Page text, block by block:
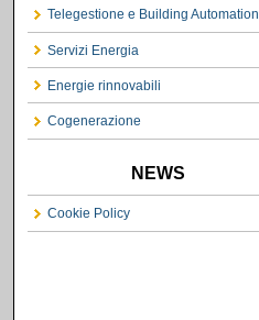
Telegestione e Building Automation
Servizi Energia
Energie rinnovabili
Cogenerazione
NEWS
Cookie Policy